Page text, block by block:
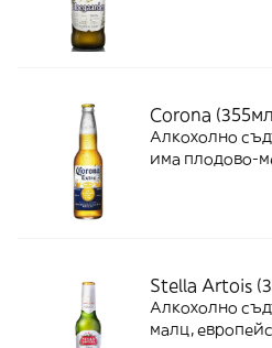
Corona
Алкохолно
има плодово-
Stella Artois
Алкохолно
малц,